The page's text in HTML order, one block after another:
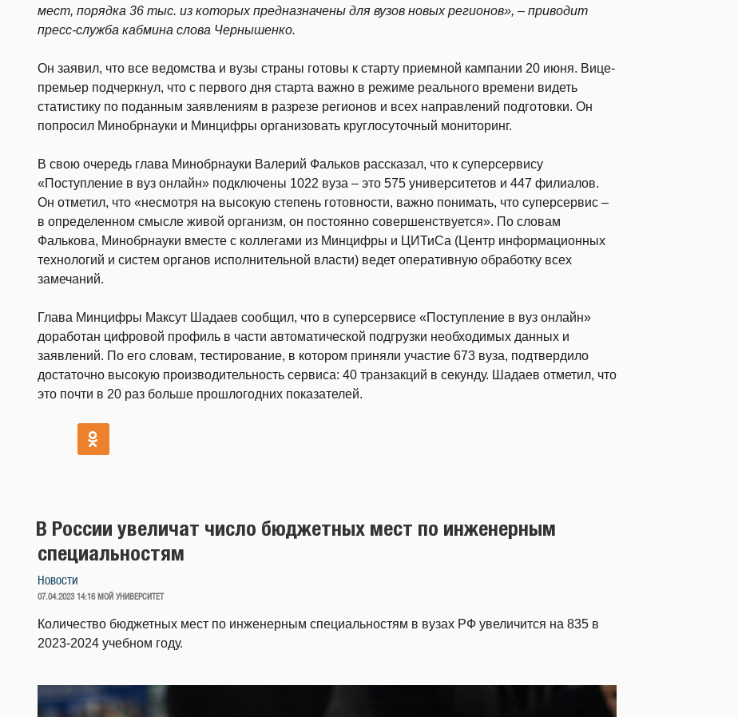
мест, порядка 36 тыс. из которых предназначены для вузов новых регионов», – приводит
пресс-служба кабмина слова Чернышенко.
Он заявил, что все ведомства и вузы страны готовы к старту приемной кампании 20 июня. Вице-
премьер подчеркнул, что с первого дня старта важно в режиме реального времени видеть
статистику по поданным заявлениям в разрезе регионов и всех направлений подготовки. Он
попросил Минобрнауки и Минцифры организовать круглосуточный мониторинг.
В свою очередь глава Минобрнауки Валерий Фальков рассказал, что к суперсервису
«Поступление в вуз онлайн» подключены 1022 вуза – это 575 университетов и 447 филиалов.
Он отметил, что «несмотря на высокую степень готовности, важно понимать, что суперсервис –
в определенном смысле живой организм, он постоянно совершенствуется». По словам
Фалькова, Минобрнауки вместе с коллегами из Минцифры и ЦИТиСа (Центр информационных
технологий и систем органов исполнительной власти) ведет оперативную обработку всех
замечаний.
Глава Минцифры Максут Шадаев сообщил, что в суперсервисе «Поступление в вуз онлайн»
доработан цифровой профиль в части автоматической подгрузки необходимых данных и
заявлений. По его словам, тестирование, в котором приняли участие 673 вуза, подтвердило
достаточно высокую производительность сервиса: 40 транзакций в секунду. Шадаев отметил, что
это почти в 20 раз больше прошлогодних показателей.
В России увеличат число бюджетных мест по инженерным
специальностям
Новости
ОПУБЛИКОВАНО
07.04.2023 14:16 МОЙ УНИВЕРСИТЕТ
Количество бюджетных мест по инженерным специальностям в вузах РФ увеличится на 835 в
2023-2024 учебном году.